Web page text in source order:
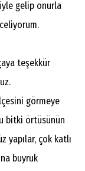
gelip onurla
teşekkür
görmeye
bitki örtüsünün
yapılar, çok katlı
buyruk